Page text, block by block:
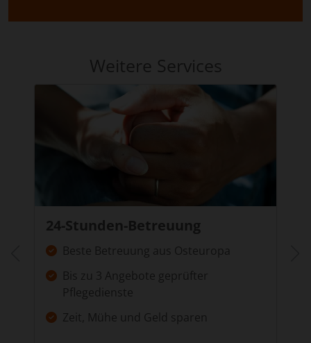
Weitere Services
24-Stunden-Betreuung
Beste Betreuung aus Osteuropa
Bis zu 3 Angebote geprüfter
Pflegedienste
Zeit, Mühe und Geld sparen